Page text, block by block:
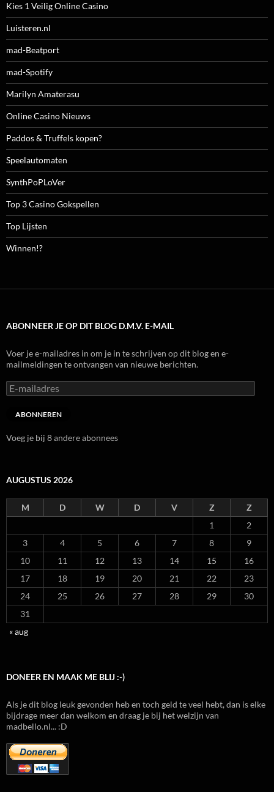
Kies 1 Veilig Online Casino
Luisteren.nl
mad-Beatport
mad-Spotify
Marilyn Amaterasu
Online Casino Nieuws
Paddos & Truffels kopen?
Speelautomaten
SynthPoPLoVer
Top 3 Casino Gokspellen
Top Lijsten
Winnen!?
ABONNEER JE OP DIT BLOG D.M.V. E-MAIL
Voer je e-mailadres in om je in te schrijven op dit blog en e-
mailmeldingen te ontvangen van nieuwe berichten.
E-
mailadres
ABONNEREN
Voeg je bij 8 andere abonnees
AUGUSTUS 2026
M D W D V Z
Z
1
2
3
4 5 6 7 8
9
10
11 12 13 14 15
16
17
18 19 20 21 22
23
24
25 26 27 28 29
30
31
« aug
DONEER EN MAAK ME BLIJ :-)
Als je dit blog leuk gevonden heb en toch geld te veel hebt, dan is elke
bijdrage meer dan welkom en draag je bij het welzijn van
madbello.nl... :D